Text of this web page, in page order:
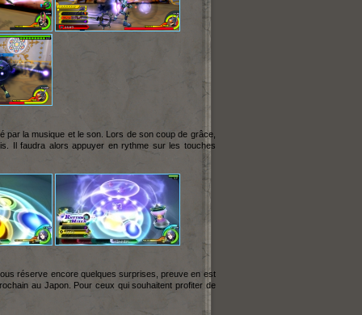
par la musique et le son. Lors de son coup de grâce,
Il faudra alors appuyer en rythme sur les touches
réserve encore quelques surprises, preuve en est
au Japon. Pour ceux qui souhaitent profiter de